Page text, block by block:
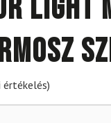
Light
értékelés)